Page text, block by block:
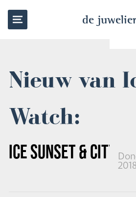
de
Nieuw van
Watch:
ICE SUNSET & CITY
2018
TERUG NAAR OVERZICHT